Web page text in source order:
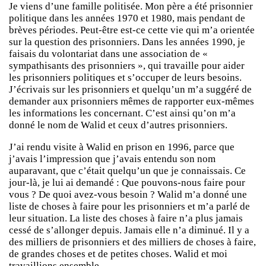
Je viens d’une famille politisée. Mon père a été prisonnier
politique dans les années 1970 et 1980, mais pendant de
brèves périodes. Peut-être est-ce cette vie qui m’a orientée
sur la question des prisonniers. Dans les années 1990, je
faisais du volontariat dans une association de «
sympathisants des prisonniers », qui travaille pour aider
les prisonniers politiques et s’occuper de leurs besoins.
J’écrivais sur les prisonniers et quelqu’un m’a suggéré de
demander aux prisonniers mêmes de rapporter eux-mêmes
les informations les concernant. C’est ainsi qu’on m’a
donné le nom de Walid et ceux d’autres prisonniers.
J’ai rendu visite à Walid en prison en 1996, parce que
j’avais l’impression que j’avais entendu son nom
auparavant, que c’était quelqu’un que je connaissais. Ce
jour-là, je lui ai demandé : Que pouvons-nous faire pour
vous ? De quoi avez-vous besoin ? Walid m’a donné une
liste de choses à faire pour les prisonniers et m’a parlé de
leur situation. La liste des choses à faire n’a plus jamais
cessé de s’allonger depuis. Jamais elle n’a diminué. Il y a
des milliers de prisonniers et des milliers de choses à faire,
de grandes choses et de petites choses. Walid et moi